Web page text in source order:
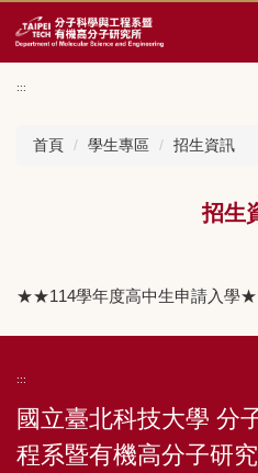
主
要
內
:::
首頁 學生專區 招生資訊
招生
★★114學年度高中生申請入學
:::
國立臺北科技大學 分
程系暨有機高分子研